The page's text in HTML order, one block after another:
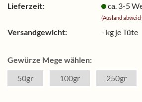
Lieferzeit:
ca. 3-5
(Ausland
Versandgewicht: - kg je Tüte
Gewürze Mege wählen:
50gr
100gr 250gr